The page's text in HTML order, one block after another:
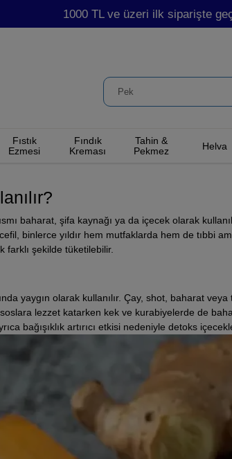
1000 TL ve üzeri ilk siparişte
Fıstık
Ezmesi
Fındık
Kreması
Tahin &
Pekmez
Helva
baharat, şifa kaynağı ya da içecek olarak
binlerce yıldır hem mutfaklarda hem de tıbbi
farklı şekilde tüketilebilir.
yaygın olarak kullanılır. Çay, shot, baharat
lezzet katarken kek ve kurabiyelerde de
bağışıklık artırıcı etkisi nedeniyle detoks